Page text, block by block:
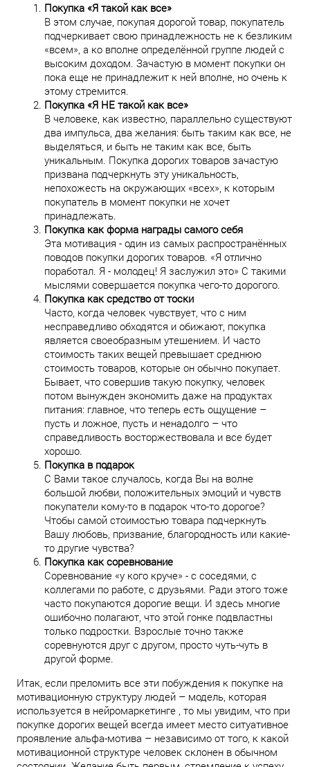
Покупка «Я такой как все»
В этом случае, покупая дорогой товар, покупатель
подчеркивает свою принадлежность не к безликим
«всем», а ко вполне определённой группе людей c
высоким доходом. Зачастую в момент покупки он
пока еще не принадлежит к ней вполне, но очень к
этому стремится.
Покупка «Я НЕ такой как все»
В человеке, как известно, параллельно существуют
два импульса, два желания: быть таким как все, не
выделяться, и быть не таким как все, быть
уникальным. Покупка дорогих товаров зачастую
призвана подчеркнуть эту уникальность,
непохожесть на окружающих «всех», к которым
покупатель в момент покупки не хочет
принадлежать.
Покупка как форма награды самого себя
Эта мотивация - один из самых распространённых
поводов покупки дорогих товаров. «Я отлично
поработал. Я - молодец! Я заслужил это» С такими
мыслями совершается покупка чего-то дорогого.
Покупка как средство от тоски
Часто, когда человек чувствует, что с ним
несправедливо обходятся и обижают, покупка
является своеобразным утешением. И часто
стоимость таких вещей превышает среднюю
стоимость товаров, которые он обычно покупает.
Бывает, что совершив такую покупку, человек
потом вынужден экономить даже на продуктах
питания: главное, что теперь есть ощущение –
пусть и ложное, пусть и ненадолго – что
справедливость восторжествовала и все будет
хорошо.
Покупка в подарок
С Вами такое случалось, когда Вы на волне
большой любви, положительных эмоций и чувств
покупатели кому-то в подарок что-то дорогое?
Чтобы самой стоимостью товара подчеркнуть
Вашу любовь, призвание, благородность или какие-
то другие чувства?
Покупка как соревнование
Соревнование «у кого круче» - с соседями, с
коллегами по работе, с друзьями. Ради этого тоже
часто покупаются дорогие вещи. И здесь многие
ошибочно полагают, что этой гонке подвластны
только подростки. Взрослые точно также
соревнуются друг с другом, просто чуть-чуть в
другой форме.
Итак, если преломить все эти побуждения к покупке на
мотивационную структуру людей – модель, которая
используется в нейромаркетинге , то мы увидим, что при
покупке дорогих вещей всегда имеет место ситуативное
проявление альфа-мотива – независимо от того, к какой
мотивационной структуре человек склонен в обычном